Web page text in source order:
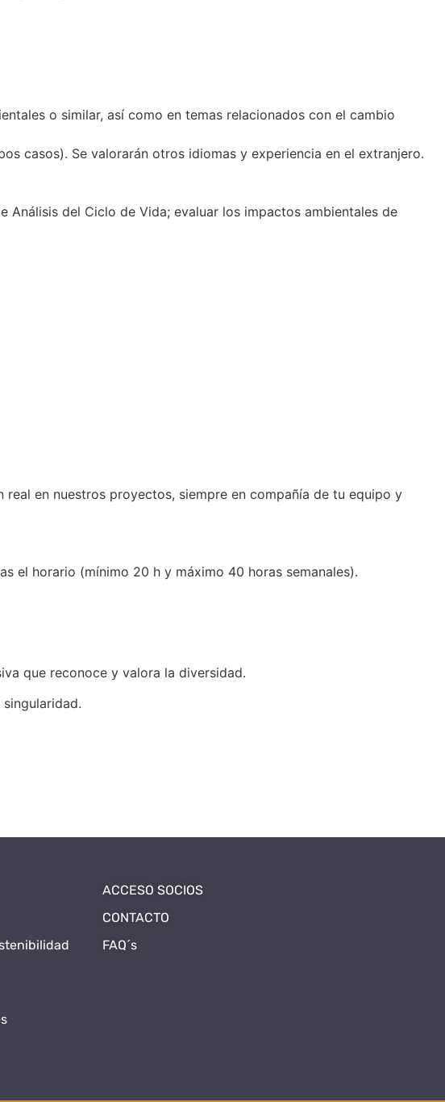
o similar, así como en temas relacionados con el cambio
casos). Se valorarán otros idiomas y experiencia en el extranjero.
Análisis del Ciclo de Vida; evaluar los impactos ambientales de
en nuestros proyectos, siempre en compañía de tu equipo y
el horario (mínimo 20 h y máximo 40 horas semanales).
que reconoce y valora la diversidad.
ACCESO SOCIOS
CONTACTO
FAQ´s